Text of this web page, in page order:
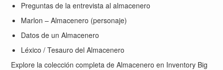
Preguntas de la entrevista al almacenero
Marlon – Almacenero (personaje)
Datos de un Almacenero
Léxico / Tesauro del Almacenero
Explore lacolección completa de Almacenero en Inventory Big